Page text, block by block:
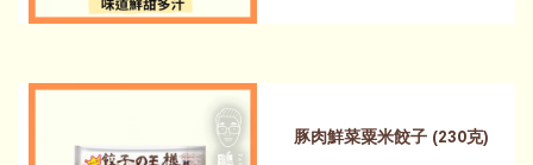
豚肉鮮菜粟米餃子 (230克)